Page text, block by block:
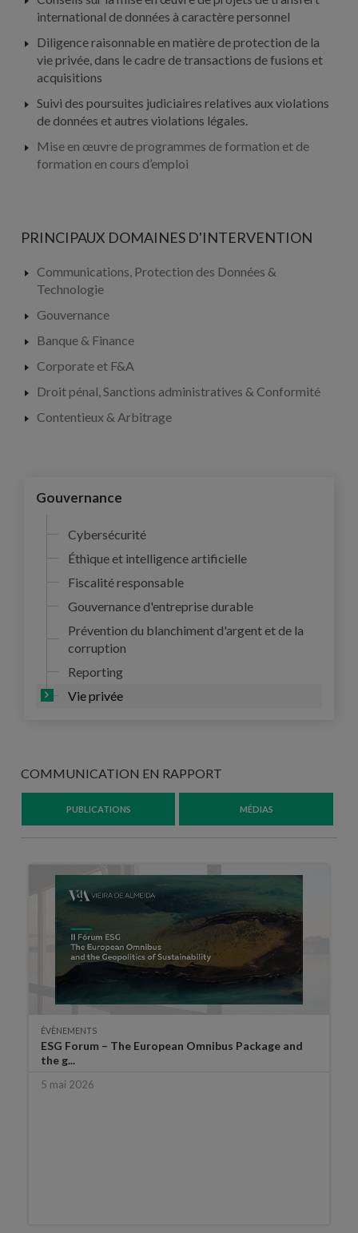
international de données à caractère personnel
Diligence raisonnable en matière de protection de la
vie privée, dans le cadre de transactions de fusions et
acquisitions
Suivi des poursuites judiciaires relatives aux violations
de données et autres violations légales.
Mise en œuvre de programmes de formation et de
formation en cours d’emploi
PRINCIPAUX DOMAINES D'INTERVENTION
Communications, Protection des Données &
Technologie
Gouvernance
Banque & Finance
Corporate et F&A
Droit pénal, Sanctions administratives & Conformité
Contentieux & Arbitrage
Gouvernance
Cybersécurité
Éthique et intelligence artificielle
Fiscalité responsable
Gouvernance d'entreprise durable
Prévention du blanchiment d'argent et de la
corruption
Reporting
Vie privée
COMMUNICATION EN RAPPORT
PUBLICATIONS MÉDIAS
ÉVÈNEMENTS
ESG Forum – The European Omnibus Package and
the g...
5 mai 2026